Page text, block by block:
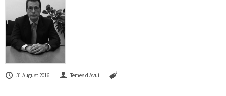
31 August 2016 Temes d'Avui